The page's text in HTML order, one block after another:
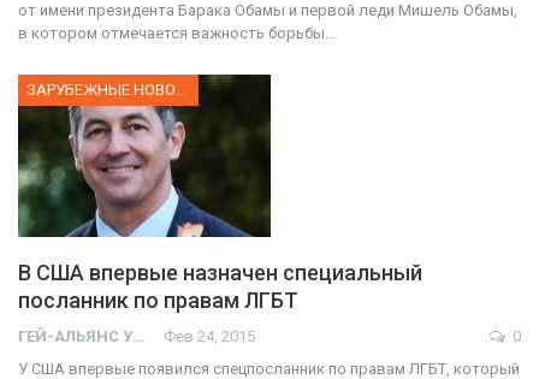
от имени президента Барака Обамы и первой леди Мишель Обамы,
в котором отмечается важность борьбы…
ЗАРУБЕЖНЫЕ НОВОСТИ
В США впервые назначен специальный
посланник по правам ЛГБТ
ГЕЙ-АЛЬЯНС УКРАИНА Фев 24, 2015
0
У США впервые появился спецпосланник по правам ЛГБТ, который